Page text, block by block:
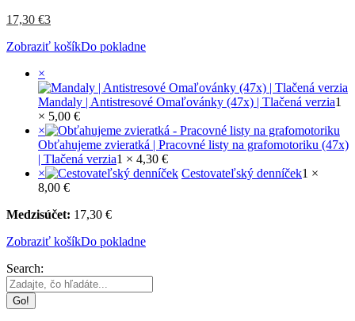
17,30 €3
Zobraziť košíkDo pokladne
×
Mandaly | Antistresové Omaľovánky (47x) | Tlačená verzia1
× 5,00 €
×
Obťahujeme zvieratká | Pracovné listy na grafomotoriku (47x)
| Tlačená verzia1 × 4,30 €
×
Cestovateľský denníček1 ×
8,00 €
Medzisúčet: 17,30 €
Zobraziť košíkDo pokladne
Search: